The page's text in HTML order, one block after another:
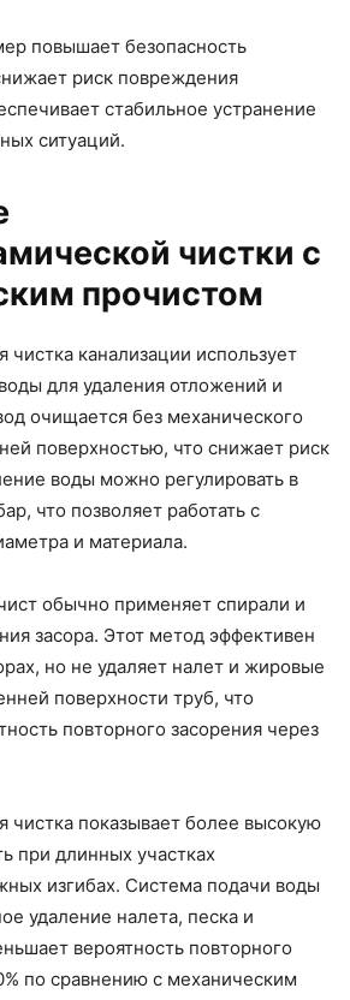
повышает безопасность
риск повреждения
стабильное устранение
ситуаций.
чистки с
прочистом
чистка канализации использует
для удаления отложений и
очищается без механического
поверхностью, что снижает риск
воды можно регулировать в
что позволяет работать с
и материала.
обычно применяет спирали и
засора. Этот метод эффективен
но не удаляет налет и жировые
поверхности труб, что
повторного засорения через
чистка показывает более высокую
при длинных участках
изгибах. Система подачи воды
удаление налета, песка и
вероятность повторного
по сравнению с механическим